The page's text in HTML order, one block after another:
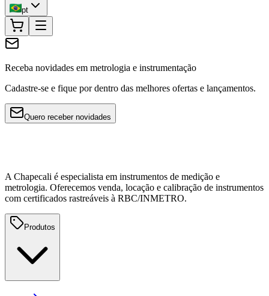
pt
Receba novidades em metrologia e instrumentação
Cadastre-se e fique por dentro das melhores ofertas e lançamentos.
Quero receber novidades
A Chapecali é especialista em instrumentos de medição e
metrologia. Oferecemos venda, locação e calibração de instrumentos
com certificados rastreáveis à RBC/INMETRO.
Produtos